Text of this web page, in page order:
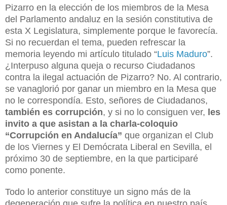
Pizarro en la elección de los miembros de la Mesa
del Parlamento andaluz en la sesión constitutiva de
esta X Legislatura, simplemente porque le favorecía.
Si no recuerdan el tema, pueden refrescar la
memoria leyendo mi artículo titulado “Luis Maduro”.
¿Interpuso alguna queja o recurso Ciudadanos
contra la ilegal actuación de Pizarro? No. Al contrario,
se vanaglorió por ganar un miembro en la Mesa que
no le correspondía. Esto, señores de Ciudadanos,
también es corrupción, y si no lo consiguen ver, les
invito a que asistan a la charla-coloquio
“Corrupción en Andalucía” que organizan el Club
de los Viernes y El Demócrata Liberal en Sevilla, el
próximo 30 de septiembre, en la que participaré
como ponente.
Todo lo anterior constituye un signo más de la